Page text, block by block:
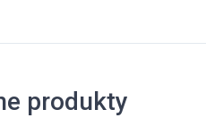
produkty